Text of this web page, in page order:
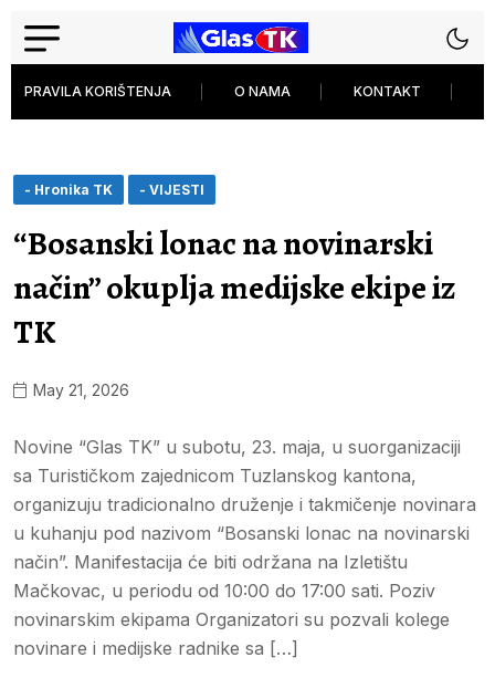
PRAVILA KORIŠTENJA O NAMA KONTAKT
- Hronika TK - VIJESTI
“Bosanski lonac na novinarski
način” okuplja medijske ekipe iz
TK
May 21, 2026
Novine “Glas TK” u subotu, 23. maja, u suorganizaciji
sa Turističkom zajednicom Tuzlanskog kantona,
organizuju tradicionalno druženje i takmičenje novinara
u kuhanju pod nazivom “Bosanski lonac na novinarski
način”. Manifestacija će biti održana na Izletištu
Mačkovac, u periodu od 10:00 do 17:00 sati. Poziv
novinarskim ekipama Organizatori su pozvali kolege
novinare i medijske radnike sa […]